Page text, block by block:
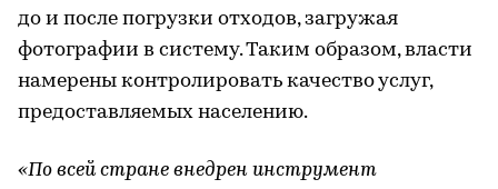
до и после погрузки отходов, загружая
фотографии в систему. Таким образом, власти
намерены контролировать качество услуг,
предоставляемых населению.
«По всей стране внедрен инструмент